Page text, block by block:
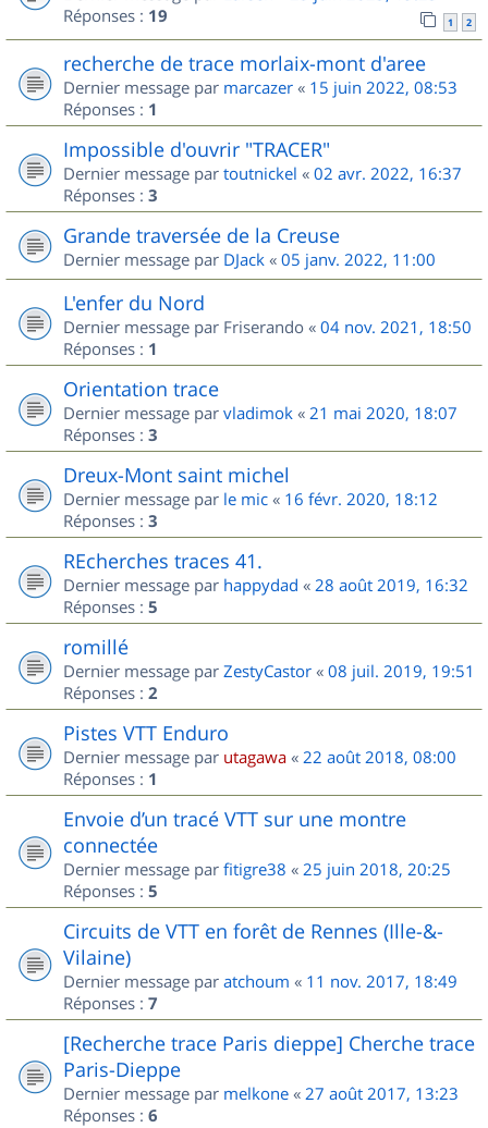
Réponses : 19 1 2
recherche de trace morlaix-mont d'aree
Dernier message par marcazer « 15 juin 2022, 08:53
Réponses : 1
Impossible d'ouvrir "TRACER"
Dernier message par toutnickel « 02 avr. 2022, 16:37
Réponses : 3
Grande traversée de la Creuse
Dernier message par DJack « 05 janv. 2022, 11:00
L'enfer du Nord
Dernier message par Friserando « 04 nov. 2021, 18:50
Réponses : 1
Orientation trace
Dernier message par vladimok « 21 mai 2020, 18:07
Réponses : 3
Dreux-Mont saint michel
Dernier message par le mic « 16 févr. 2020, 18:12
Réponses : 3
REcherches traces 41.
Dernier message par happydad « 28 août 2019, 16:32
Réponses : 5
romillé
Dernier message par ZestyCastor « 08 juil. 2019, 19:51
Réponses : 2
Pistes VTT Enduro
Dernier message par utagawa « 22 août 2018, 08:00
Réponses : 1
Envoie d’un tracé VTT sur une montre
connectée
Dernier message par fitigre38 « 25 juin 2018, 20:25
Réponses : 5
Circuits de VTT en forêt de Rennes (Ille-&-
Vilaine)
Dernier message par atchoum « 11 nov. 2017, 18:49
Réponses : 7
[Recherche trace Paris dieppe] Cherche trace
Paris-Dieppe
Dernier message par melkone « 27 août 2017, 13:23
Réponses : 6